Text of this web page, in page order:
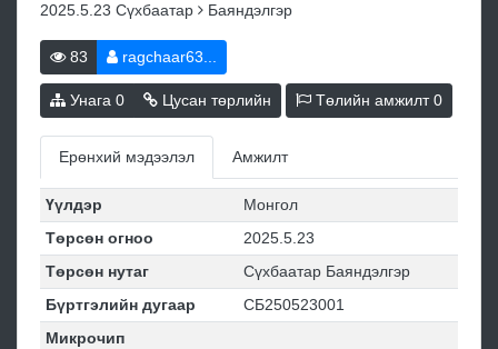
2025.5.23 Сүхбаатар Баяндэлгэр
83 ragchaar63...
Унага 0 Цусан төрлийн Төлийн амжилт0
Ерөнхий мэдээлэл Амжилт
Үүлдэр
Монгол
Төрсөн огноо
2025.5.23
Төрсөн нутаг
Сүхбаатар Баяндэлгэр
Бүртгэлийн дугаар
СБ250523001
Микрочип